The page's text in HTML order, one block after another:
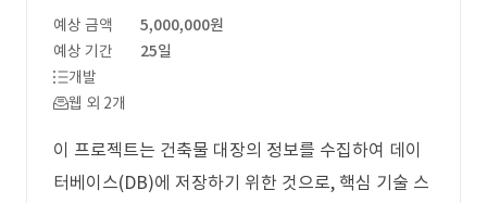
예상 금액
5,000,000원
예상 기간
25일
개발
웹 외 2개
이 프로젝트는 건축물 대장의 정보를 수집하여 데이
터베이스(DB)에 저장하기 위한 것으로, 핵심 기술 스